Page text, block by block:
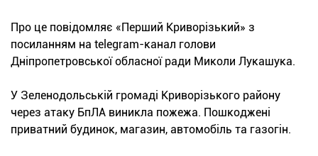
Про це повідомляє «Перший Криворізький» з
посиланням на telegram-канал голови
Дніпропетровської обласної ради Миколи Лукашука.
У Зеленодольській громаді Криворізького району
через атаку БпЛА виникла пожежа. Пошкоджені
приватний будинок, магазин, автомобіль та газогін.